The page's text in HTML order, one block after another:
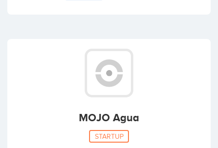
MOJO Agua
STARTUP